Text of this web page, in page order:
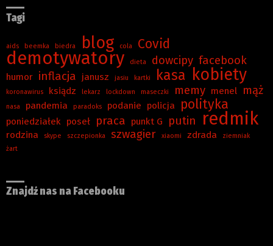
Tagi
aids beemka biedra blog cola Covid
demotywatory dieta dowcipy facebook
humor inflacja janusz jasiu kartki kasa kobiety
koronawirus ksiądz lekarz lockdown maseczki memy menel mąż
nasa pandemia paradoks podanie policja polityka
poniedziałek poseł praca punkt G putin redmik
rodzina skype szczepionka szwagier xiaomi zdrada
ziemniak
żart
Znajdź nas na Facebooku